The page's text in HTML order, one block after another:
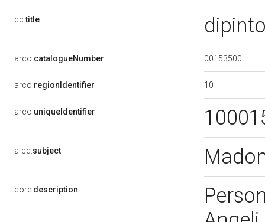
dc:title
arco:catalogueNumber 00153500
arco:regionIdentifier 10
arco:uniqueIdentifier
a-cd:subject
core:description